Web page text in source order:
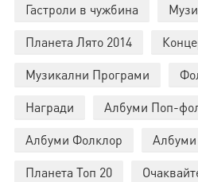
Гастроли в чужбина
Планета Лято 2014
Музикални Програми
Награди
Албуми Поп-
Албуми Фолклор
Планета Топ 20